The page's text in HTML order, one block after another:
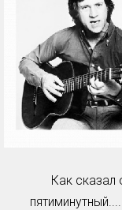
Как сказал